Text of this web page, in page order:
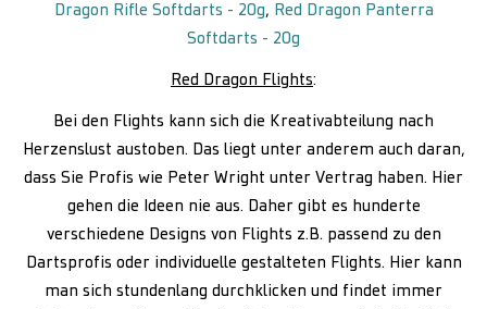
Dragon Rifle Softdarts - 20g, Red Dragon Panterra
Softdarts - 20g
Red Dragon Flights:
Bei den Flights kann sich die Kreativabteilung nach
Herzenslust austoben. Das liegt unter anderem auch daran,
dass Sie Profis wie Peter Wright unter Vertrag haben. Hier
gehen die Ideen nie aus. Daher gibt es hunderte
verschiedene Designs von Flights z.B. passend zu den
Dartsprofis oder individuelle gestalteten Flights. Hier kann
man sich stundenlang durchklicken und findet immer